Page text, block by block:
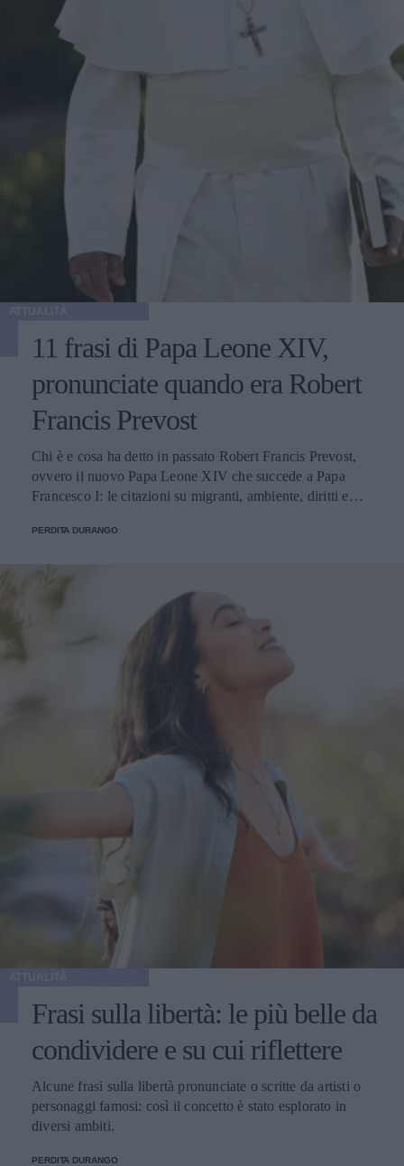
11 frasi di Papa Leone XIV,
pronunciate quando era Robert
Francis Prevost
Chi è e cosa ha detto in passato Robert Francis Prevost,
ovvero il nuovo Papa Leone XIV che succede a Papa
Francesco I: le citazioni su migranti, ambiente, diritti e
PERDITA DURANGO
Frasi sulla libertà: le più belle da
condividere e su cui riflettere
Alcune frasi sulla libertà pronunciate o scritte da artisti o
personaggi famosi: così il concetto è stato esplorato in
diversi ambiti.
PERDITA DURANGO